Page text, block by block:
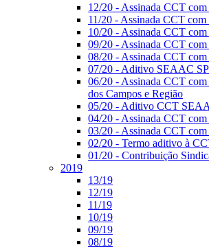
12/20 - Assinada CCT
11/20 - Assinada CCT
10/20 - Assinada CCT
09/20 - Assinada CCT
08/20 - Assinada CCT
07/20 - Aditivo SEAAC SP
06/20 - Assinada CCT
dos Campos e Região
05/20 - Aditivo CCT
04/20 - Assinada CCT
03/20 - Assinada CCT
02/20 - Termo aditivo à
01/20 - Contribuição
2019
13/19
12/19
11/19
10/19
09/19
08/19